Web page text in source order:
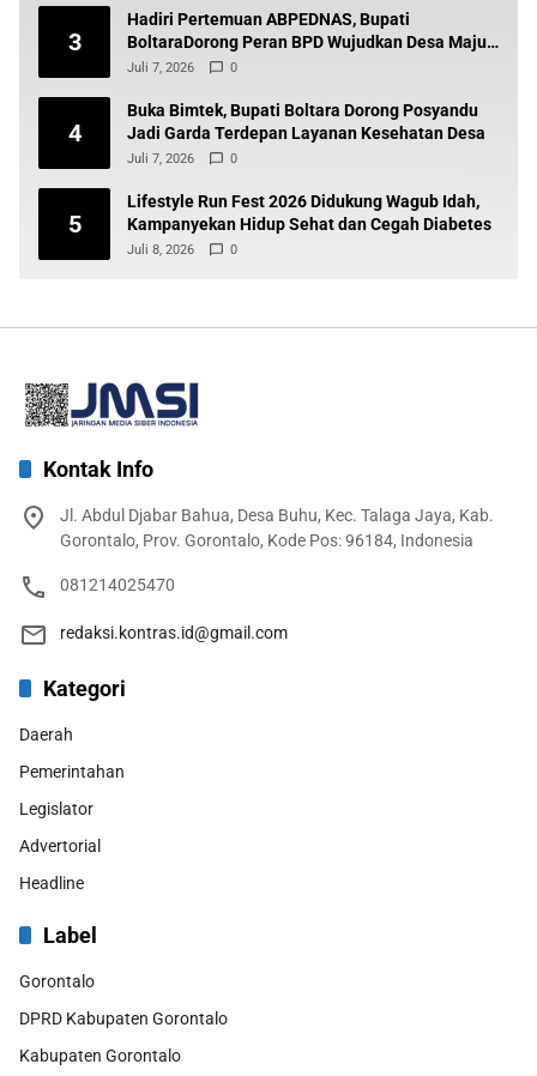
3
Hadiri Pertemuan ABPEDNAS, Bupati
BoltaraDorong Peran BPD Wujudkan Desa Maju
dan Transparan
Juli 7, 2026 0
4
Buka Bimtek, Bupati Boltara Dorong Posyandu
Jadi Garda Terdepan Layanan Kesehatan Desa
Juli 7, 2026 0
5
Lifestyle Run Fest 2026 Didukung Wagub Idah,
Kampanyekan Hidup Sehat dan Cegah Diabetes
Juli 8, 2026 0
Kontak Info
Jl. Abdul Djabar Bahua, Desa Buhu, Kec. Talaga Jaya, Kab.
Gorontalo, Prov. Gorontalo, Kode Pos: 96184, Indonesia
081214025470
redaksi.kontras.id@gmail.com
Kategori
Daerah
Pemerintahan
Legislator
Advertorial
Headline
Label
Gorontalo
DPRD Kabupaten Gorontalo
Kabupaten Gorontalo